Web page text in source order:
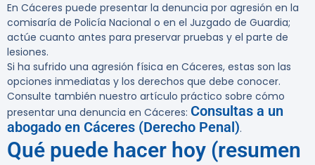
En Cáceres puede presentar la denuncia por agresión en la
comisaría de Policía Nacional o en el Juzgado de Guardia;
actúe cuanto antes para preservar pruebas y el parte de
lesiones.
Si ha sufrido una agresión física en Cáceres, estas son las
opciones inmediatas y los derechos que debe conocer.
Consulte también nuestro artículo práctico sobre cómo
presentar una denuncia en Cáceres: Consultas a un
abogado en Cáceres (Derecho Penal).
Qué puede hacer hoy (resumen